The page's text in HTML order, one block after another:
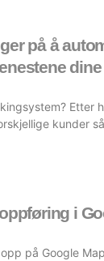
på å
dine
Etter
kunder
i
på Google